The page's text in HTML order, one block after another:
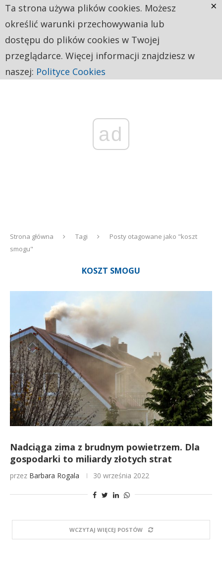
ad
Strona główna Tagi
Posty otagowane jako "koszt
smogu"
KOSZT SMOGU
Nadciąga zima z brudnym powietrzem. Dla
gospodarki to miliardy złotych strat
przez Barbara Rogala 30 września 2022
WCZYTAJ WIĘCEJ POSTÓW
Ta strona używa plików cookies. Możesz
określić warunki przechowywania lub
dostępu do plików cookies w Twojej
przeglądarce. Więcej informacji znajdziesz w
naszej: Polityce Cookies
×